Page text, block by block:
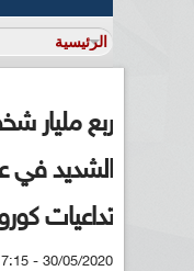
ربع مليار
تداعيات
30/05/2020 - 17:15